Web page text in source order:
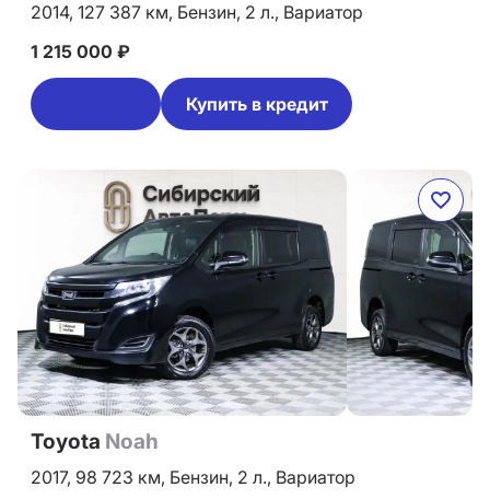
2014, 127 387 км, Бензин, 2 л., Вариатор
1 215 000 ₽
Купить в кредит
Toyota Noah
2017, 98 723 км, Бензин, 2 л., Вариатор